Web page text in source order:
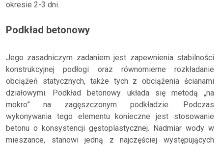
okresie 2-3 dni.
Podkład betonowy
Jego zasadniczym zadaniem jest zapewnienia stabilności
konstrukcyjnej podłogi oraz równomierne rozkładanie
obciążeń statycznych, także tych z obciążenia ścianami
działowymi. Podkład betonowy układa się metodą „na
mokro” na zagęszczonym podkładzie. Podczas
wykonywania tego elementu konieczne jest stosowanie
betonu o konsystencji gęstoplastycznej. Nadmiar wody w
mieszance, stanowi jedną z najczęściej występujących